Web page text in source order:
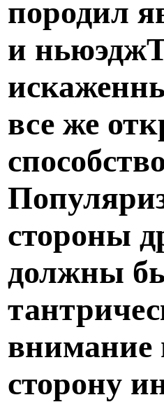
породил
и
все же
стороны
должны
внимание
сторону